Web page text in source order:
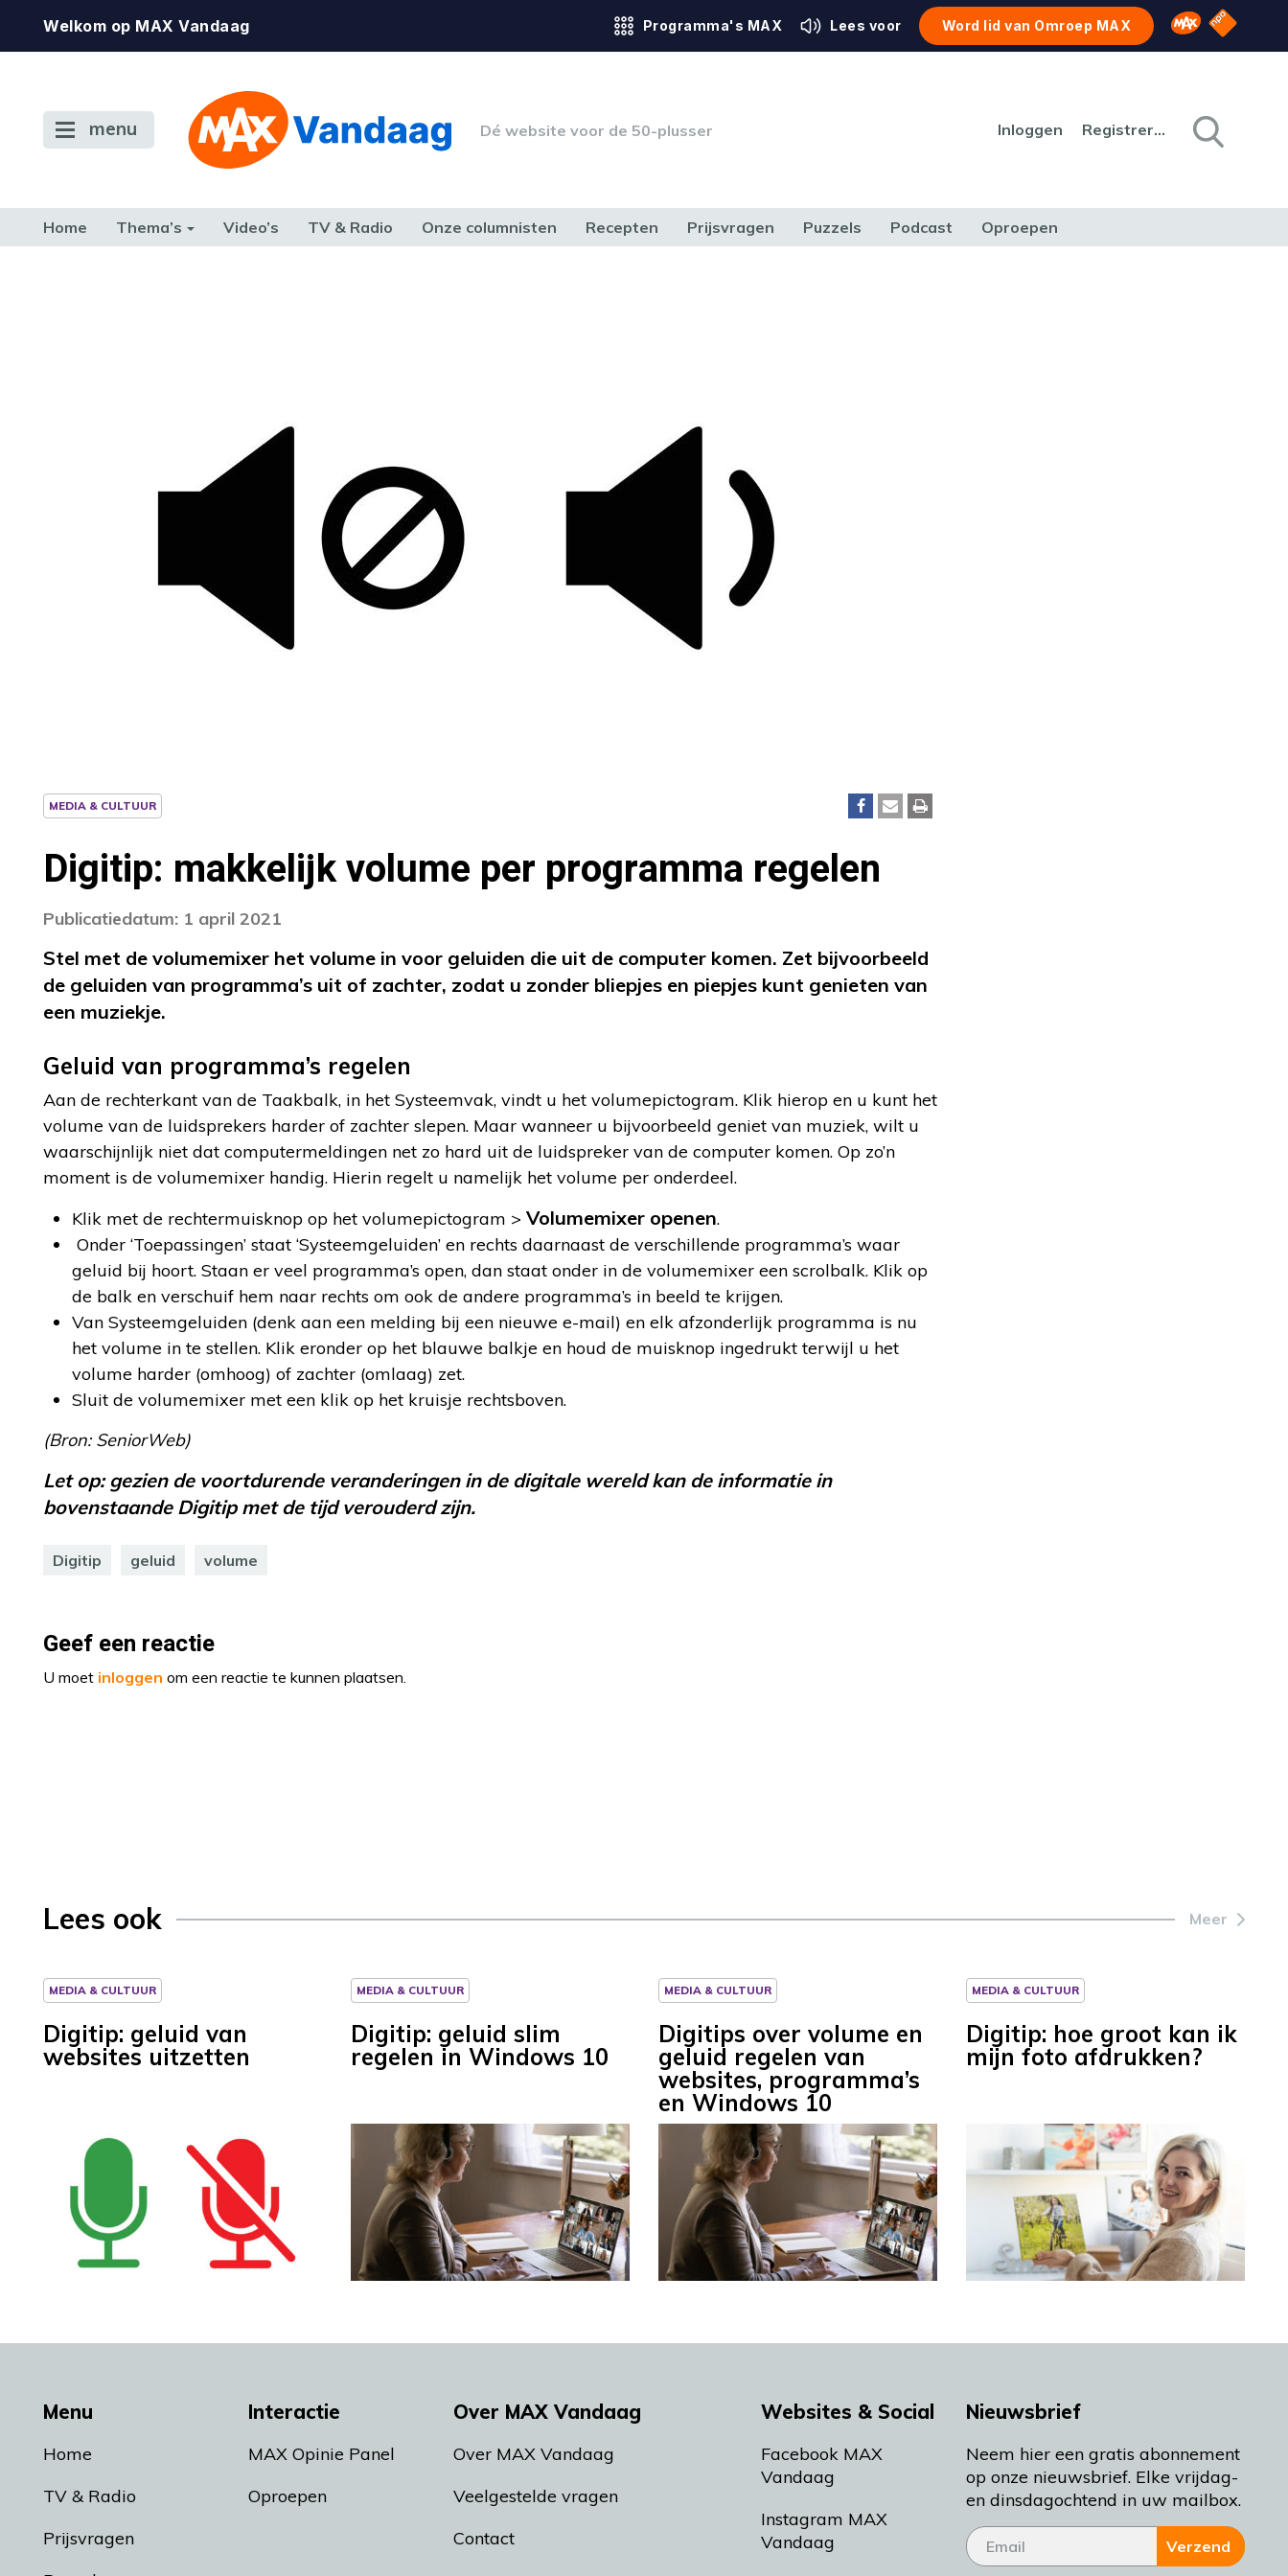
Welkom op MAX Vandaag Programma's MAX Lees voor Word lid van Omroep MAX Omroep MAX
NPO
menu Dé website voor de 50-plusser Inloggen Registreren
Home Thema’s Video’s TV & Radio Onze columnisten Recepten Prijsvragen Puzzels Podcast Oproepen
MEDIA & CULTUUR
Digitip: makkelijk volume per programma regelen
Publicatiedatum: 1 april 2021
Stel met de volumemixer het volume in voor geluiden die uit de computer komen. Zet bijvoorbeeld
de geluiden van programma’s uit of zachter, zodat u zonder bliepjes en piepjes kunt genieten van
een muziekje.
Geluid van programma’s regelen
Aan de rechterkant van de Taakbalk, in het Systeemvak, vindt u het volumepictogram. Klik hierop en u kunt het
volume van de luidsprekers harder of zachter slepen. Maar wanneer u bijvoorbeeld geniet van muziek, wilt u
waarschijnlijk niet dat computermeldingen net zo hard uit de luidspreker van de computer komen. Op zo’n
moment is de volumemixer handig. Hierin regelt u namelijk het volume per onderdeel.
Klik met de rechtermuisknop op het volumepictogram > Volumemixer openen.
Onder ‘Toepassingen’ staat ‘Systeemgeluiden’ en rechts daarnaast de verschillende programma’s waar
geluid bij hoort. Staan er veel programma’s open, dan staat onder in de volumemixer een scrolbalk. Klik op
de balk en verschuif hem naar rechts om ook de andere programma’s in beeld te krijgen.
Van Systeemgeluiden (denk aan een melding bij een nieuwe e-mail) en elk afzonderlijk programma is nu
het volume in te stellen. Klik eronder op het blauwe balkje en houd de muisknop ingedrukt terwijl u het
volume harder (omhoog) of zachter (omlaag) zet.
Sluit de volumemixer met een klik op het kruisje rechtsboven.
(Bron: SeniorWeb)
Let op: gezien de voortdurende veranderingen in de digitale wereld kan de informatie in
bovenstaande Digitip met de tijd verouderd zijn.
Digitip geluid volume
Geef een reactie
U moet inloggen om een reactie te kunnen plaatsen.
Lees ook Meer
MEDIA & CULTUUR
Digitip: geluid van
websites uitzetten
MEDIA & CULTUUR
Digitip: geluid slim
regelen in Windows 10
MEDIA & CULTUUR
Digitips over volume en
geluid regelen van
websites, programma’s
en Windows 10
MEDIA & CULTUUR
Digitip: hoe groot kan ik
mijn foto afdrukken?
Menu
Home
TV & Radio
Prijsvragen
Interactie
MAX Opinie Panel
Oproepen
Over MAX Vandaag
Over MAX Vandaag
Veelgestelde vragen
Contact
Websites & Social
Facebook MAX
Vandaag
Instagram MAX
Vandaag
Nieuwsbrief
Neem hier een gratis abonnement
op onze nieuwsbrief. Elke vrijdag-
en dinsdagochtend in uw mailbox.
Verzend